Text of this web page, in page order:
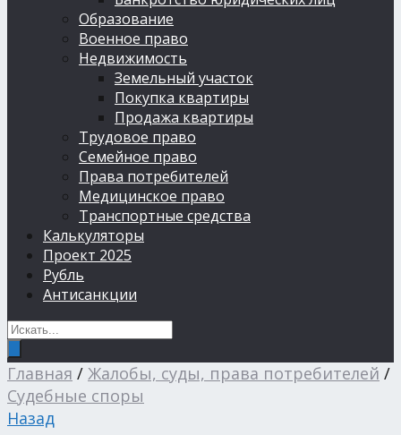
Образование
Военное право
Недвижимость
Земельный участок
Покупка квартиры
Продажа квартиры
Трудовое право
Семейное право
Права потребителей
Медицинское право
Транспортные средства
Калькуляторы
Проект 2025
Рубль
Антисанкции
Главная / Жалобы, суды, права потребителей /
Судебные споры
Назад